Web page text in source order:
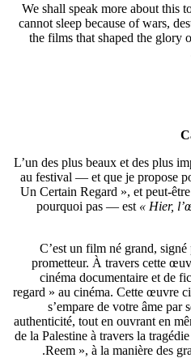
We shall speak more about this
cannot sleep because of wars,
the films that shaped the glory
L’un des plus beaux et des plus
au festival — et que je propose
Un Certain Regard », et peut-
pourquoi pas — est « Hier,
C’est un film né grand,
prometteur. À travers cette
cinéma documentaire et de
regard » au cinéma. Cette œuvre
s’empare de votre âme par
authenticité, tout en ouvrant en
de la Palestine à travers la
Reem », à la manière des